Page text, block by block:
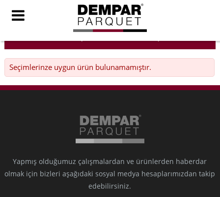
Seçimlerinze uygun ürün bulunamamıştır.
Yapmış olduğumuz çalışmalardan ve ürünlerden haberdar
olmak için bizleri aşağıdaki sosyal medya hesaplarımızdan takip
edebilirsiniz.